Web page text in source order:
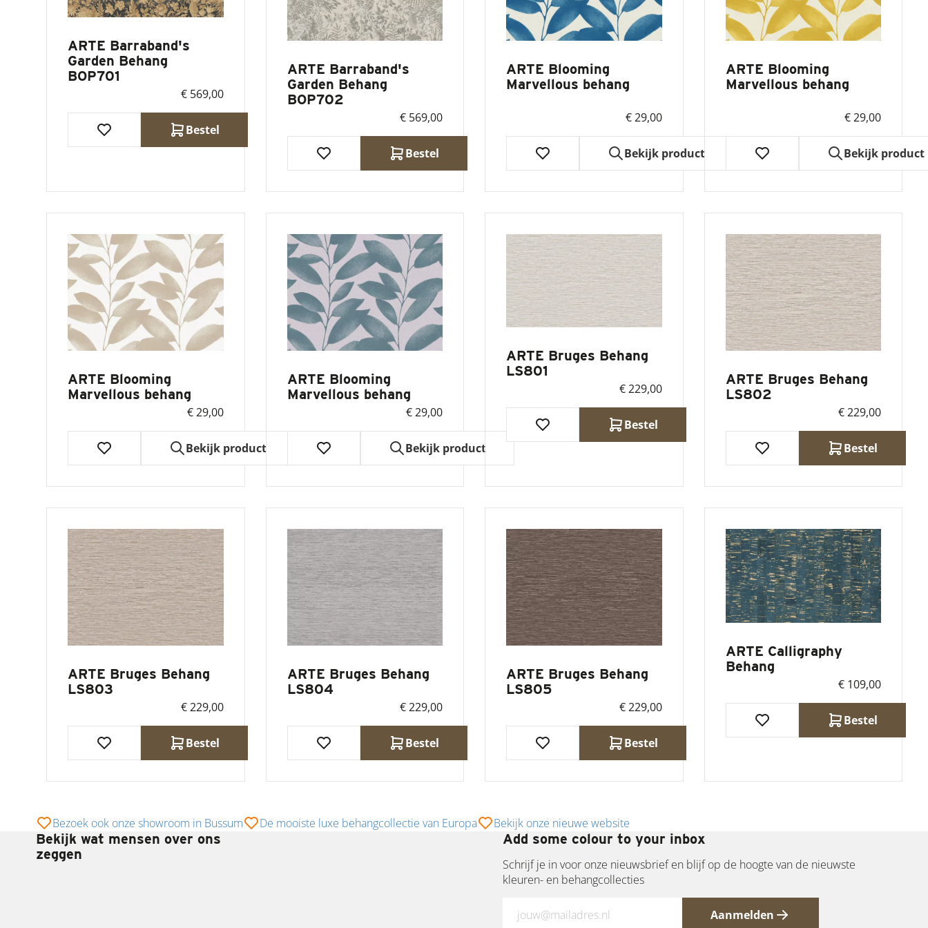
ARTE Barraband's
Garden Behang
BOP701
€ 569,00
Bestel
ARTE Barraband's
Garden Behang
BOP702
€ 569,00
Bestel
ARTE Blooming
Marvellous behang
€ 29,00
Bekijk product
ARTE Blooming
Marvellous behang
€ 29,00
Bekijk product
ARTE Blooming
Marvellous behang
€ 29,00
Bekijk product
ARTE Blooming
Marvellous behang
€ 29,00
Bekijk product
ARTE Bruges Behang
LS801
€ 229,00
Bestel
ARTE Bruges Behang
LS802
€ 229,00
Bestel
ARTE Bruges Behang
LS803
€ 229,00
Bestel
ARTE Bruges Behang
LS804
€ 229,00
Bestel
ARTE Bruges Behang
LS805
€ 229,00
Bestel
ARTE Calligraphy
Behang
€ 109,00
Bestel
Bezoek ook onze showroom in Bussum De mooiste luxe behangcollectie van Europa Bekijk onze nieuwe website
Bekijk wat mensen over ons
zeggen
Add some colour to your inbox
Schrijf je in voor onze nieuwsbrief en blijf op de hoogte van de nieuwste
kleuren- en behangcollecties
Aanmelden